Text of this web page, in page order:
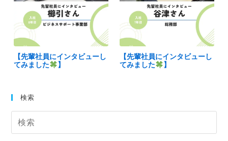
【先輩社員にインタビューし
てみました
】
【先輩社員にインタビューし
てみました
】
検索